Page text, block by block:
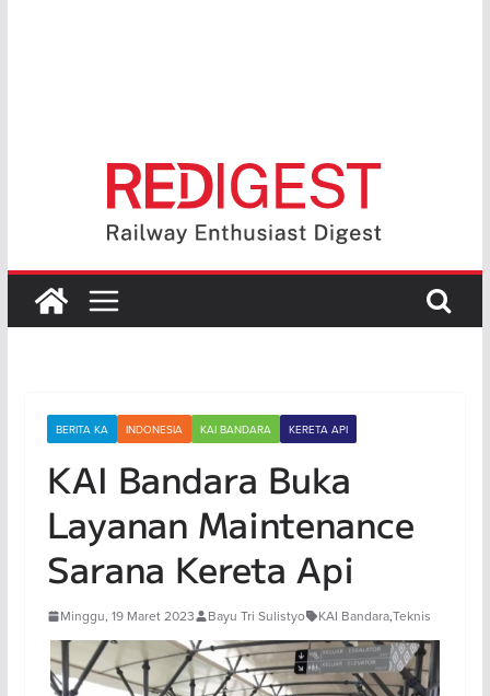
BERITA KA INDONESIA KAI BANDARA KERETA API
KAI Bandara Buka
Layanan Maintenance
Sarana Kereta Api
Minggu, 19 Maret 2023 Bayu Tri Sulistyo KAI Bandara,Teknis